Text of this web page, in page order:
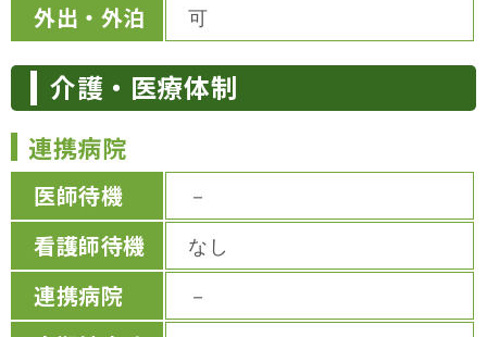
外出・外泊 可
介護・医療体制
連携病院
医師待機 －
看護師待機 なし
連携病院 －